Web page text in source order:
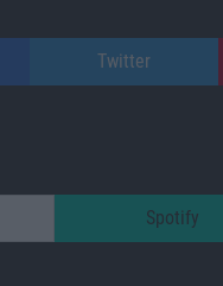
Twitter
Spotify